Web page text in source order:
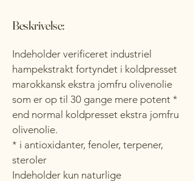
Beskrivelse:
Indeholder verificeret industriel
hampekstrakt fortyndet i koldpresset
marokkansk ekstra jomfru olivenolie
som er op til 30 gange mere potent *
end normal koldpresset ekstra jomfru
olivenolie.
* i antioxidanter, fenoler, terpener,
steroler
Indeholder kun naturlige